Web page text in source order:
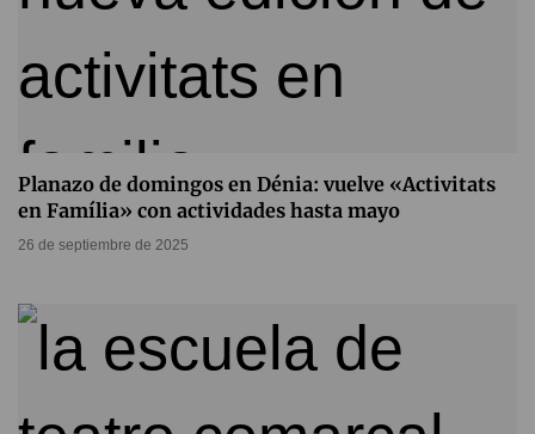
Planazo de domingos en Dénia: vuelve «Activitats
en Família» con actividades hasta mayo
26 de septiembre de 2025